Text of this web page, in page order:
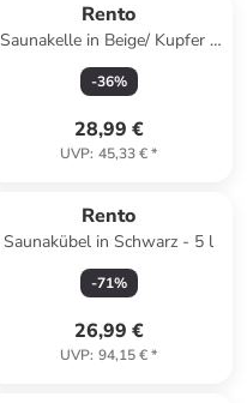
Rento
Saunakelle in Beige/ Kupfer -
(L)43 cm
-36%
28,99 €
UVP: 45,33 €*
Rento
Saunakübel in Schwarz - 5 l
-71%
26,99 €
UVP: 94,15 €*